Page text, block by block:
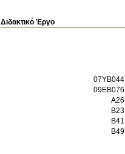
Διδακτικό Έργο
07YB044
09EB076
Α26
Β23
Β41
Β49